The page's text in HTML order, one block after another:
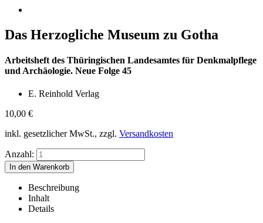
Das Herzogliche Museum zu Gotha
Arbeitsheft des Thüringischen Landesamtes für Denkmalpflege
und Archäologie. Neue Folge 45
E. Reinhold Verlag
10,00 €
inkl. gesetzlicher MwSt., zzgl. Versandkosten
Anzahl:
Beschreibung
Inhalt
Details